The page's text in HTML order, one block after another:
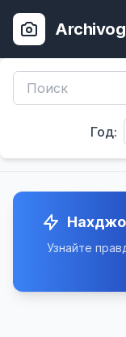
Год:
Узнайте